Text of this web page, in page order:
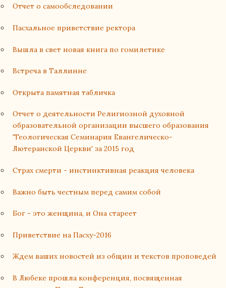
Отчет о самообследовании
Пасхальное приветствие ректора
Вышла в свет новая книга по гомилетике
Встреча в Таллинне
Открыта памятная табличка
Отчет о деятельности Религиозной духовной
образовательной организации высшего образования
'Теологическая Семинария Евангелическо-
Лютеранской Церкви' за 2015 год
Страх смерти - инстинктивная реакция человека
Важно быть честным перед самим собой
Бог - это женщина, и Она стареет
Приветствие на Пасху-2016
Ждем ваших новостей из общин и текстов проповедей
В Любеке прошла конференция, посвященная